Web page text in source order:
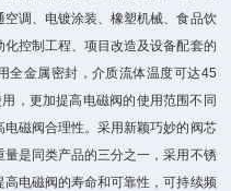
调、电镀涂装、橡塑机械、食品饮
控制工程、项目改造及设备配套的
全金属密封，介质流体温度可达45
，更加提高电磁阀的使用范围不同
磁阀合理性。采用新颖巧妙的阀芯
是同类产品的三分之一，采用不锈
电磁阀的寿命和可靠性，可持续频